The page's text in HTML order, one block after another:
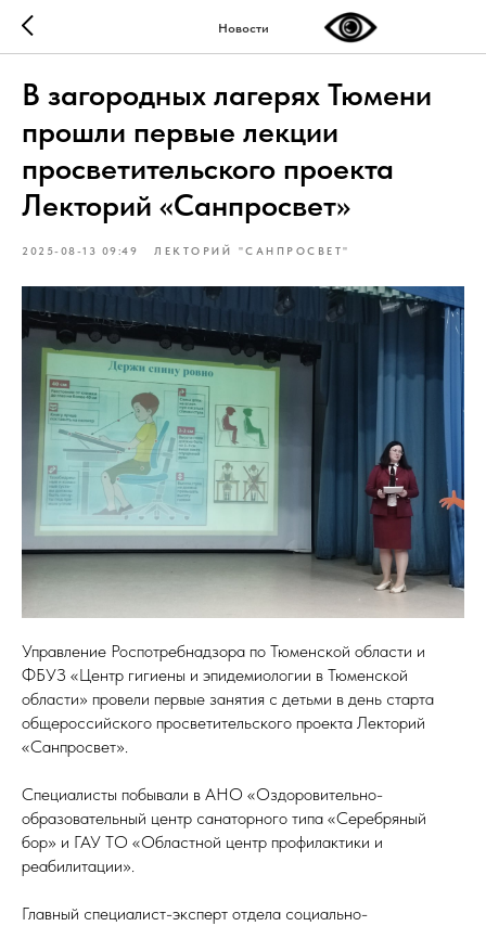
Новости
В загородных лагерях Тюмени
прошли первые лекции
просветительского проекта
Лекторий «Санпросвет»
2025-08-13 09:49 ЛЕКТОРИЙ "САНПРОСВЕТ"
Управление Роспотребнадзора по Тюменской области и
ФБУЗ «Центр гигиены и эпидемиологии в Тюменской
области» провели первые занятия с детьми в день старта
общероссийского просветительского проекта Лекторий
«Санпросвет».
Специалисты побывали в АНО «Оздоровительно-
образовательный центр санаторного типа «Серебряный
бор» и ГАУ ТО «Областной центр профилактики и
реабилитации».
Главный специалист-эксперт отдела социально-